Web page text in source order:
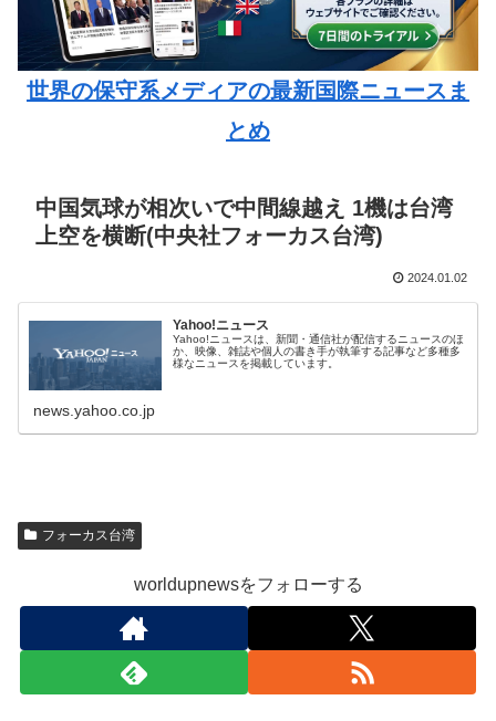
世界の保守系メディアの最新国際ニュースま
とめ
中国気球が相次いで中間線越え 1機は台湾
上空を横断(中央社フォーカス台湾)
2024.01.02
Yahoo!ニュース
Yahoo!ニュースは、新聞・通信社が配信するニュースのほ
か、映像、雑誌や個人の書き手が執筆する記事など多種多
様なニュースを掲載しています。
news.yahoo.co.jp
フォーカス台湾
worldupnewsをフォローする